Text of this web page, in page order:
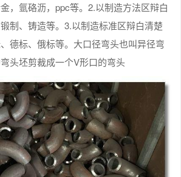
，氩硌沥，ppc等。2.以制造方法区辩白
制、铸造等。3.以制造标准区辩白清楚
德标、俄标等。大口径弯头也叫异径弯
头坯剪裁成一个V形口的弯头